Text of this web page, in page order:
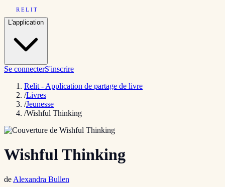
RELIT
L'application
Se connecterS'inscrire
Relit - Application de partage de livre
/Livres
/Jeunesse
/Wishful Thinking
Wishful Thinking
de Alexandra Bullen